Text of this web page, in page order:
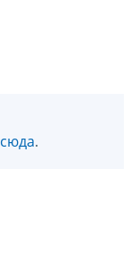
сюда.